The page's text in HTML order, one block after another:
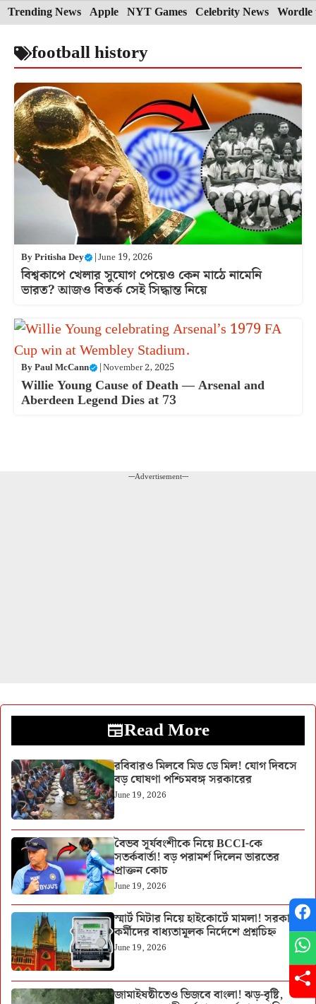
Skip
to
content
Trending News Apple NYT Games Celebrity News Wordle
football history
ByPritisha Dey |June 19, 2026
বিশ্বকাপে খেলার সুযোগ পেয়েও কেন মাঠে নামেনি
ভারত? আজও বিতর্ক সেই সিদ্ধান্ত নিয়ে
ByPaul McCann |November 2, 2025
Willie Young Cause of Death — Arsenal and
Aberdeen Legend Dies at 73
---Advertisement---
Read More
রবিবারও মিলবে মিড ডে মিল! যোগ দিবসে
বড় ঘোষণা পশ্চিমবঙ্গ সরকারের
June 19, 2026
বৈভব সূর্যবংশীকে নিয়ে BCCI-কে
সতর্কবার্তা! বড় পরামর্শ দিলেন ভারতের
প্রাক্তন কোচ
June 19, 2026
স্মার্ট মিটার নিয়ে হাইকোর্টে মামলা! সরকারি
কর্মীদের বাধ্যতামূলক নির্দেশে প্রশ্নচিহ্ন
June 19, 2026
জামাইষষ্ঠীতেও ভিজবে বাংলা! ঝড়-বৃষ্টি,